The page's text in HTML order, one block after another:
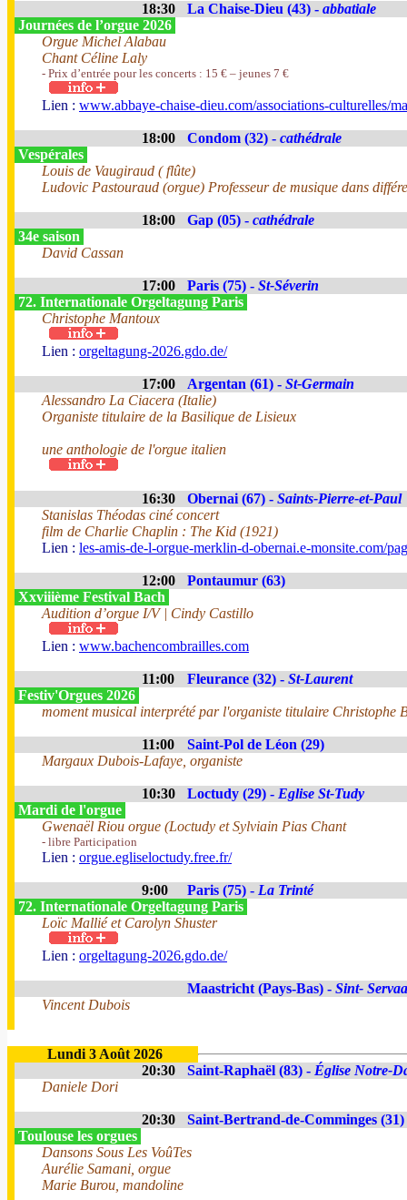
18:30 La Chaise-Dieu (43) - abbatiale
Journées de l’orgue 2026
Orgue Michel Alabau
Chant Céline Laly
- Prix d’entrée pour les concerts : 15 € – jeunes 7 €
Lien : www.abbaye-chaise-dieu.com/associations-culturelles/
18:00 Condom (32) - cathédrale
Vespérales
Louis de Vaugiraud ( flûte)
Ludovic Pastouraud (orgue) Professeur de musique dans
18:00 Gap (05) - cathédrale
34e saison
David Cassan
17:00 Paris (75) - St-Séverin
72. Internationale Orgeltagung Paris
Christophe Mantoux
Lien : orgeltagung-2026.gdo.de/
17:00 Argentan (61) - St-Germain
Alessandro La Ciacera (Italie)
Organiste titulaire de la Basilique de Lisieux
une anthologie de l'orgue italien
16:30 Obernai (67) - Saints-Pierre-et-Paul
Stanislas Théodas ciné concert
film de Charlie Chaplin : The Kid (1921)
Lien : les-amis-de-l-orgue-merklin-d-obernai.e-monsite.com/
12:00
Pontaumur (63)
Xxviiième Festival Bach
Audition d’orgue I/V | Cindy Castillo
Lien : www.bachencombrailles.com
11:00 Fleurance (32) - St-Laurent
Festiv'Orgues 2026
moment musical interprété par l'organiste titulaire Christophe
11:00
Saint-Pol de Léon (29)
Margaux Dubois-Lafaye, organiste
10:30 Loctudy (29) - Eglise St-Tudy
Mardi de l'orgue
Gwenaël Riou orgue (Loctudy et Sylviain Pias Chant
- libre Participation
Lien : orgue.egliseloctudy.free.fr/
9:00 Paris (75) - La Trinté
72. Internationale Orgeltagung Paris
Loïc Mallié et Carolyn Shuster
Lien : orgeltagung-2026.gdo.de/
Maastricht (Pays-Bas) - Sint-
Vincent Dubois
Lundi 3 Août 2026
20:30
Saint-Raphaël (83) - Église Notre-
Daniele Dori
20:30
Saint-Bertrand-de-Comminges
Toulouse les orgues
Dansons Sous Les VoûTes
Aurélie Samani, orgue
Marie Burou, mandoline